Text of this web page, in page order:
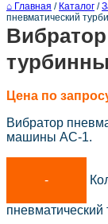
⌂ Главная / Каталог /
пневматический
Цена по
Вибратор
машины АС-1.